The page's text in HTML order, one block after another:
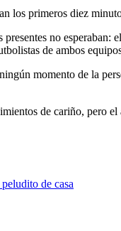
los primeros diez
no
de ambos
momento de la
de cariño, pero
de casa